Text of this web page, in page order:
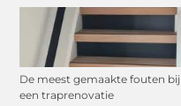
De meest gemaakte fouten bij
een traprenovatie